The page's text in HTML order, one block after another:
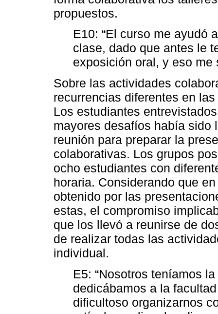
propuestos.
E10: “El curso me ayudó
clase, dado que antes le
exposición oral, y eso
Sobre las actividades
recurrencias diferentes en
Los estudiantes
mayores desafíos había sido
reunión para preparar la
colaborativas. Los grupos
ocho estudiantes con
horaria. Considerando que
obtenido por las
estas, el compromiso
que los llevó a reunirse de
de realizar todas las
individual.
E5: “Nosotros teníamos
dedicábamos a la
dificultoso organizarnos